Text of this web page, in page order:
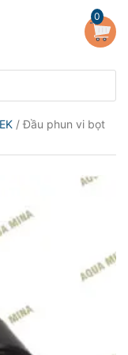
0
/ Đầu phun vi bọt